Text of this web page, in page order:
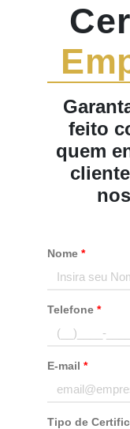
feito
quem
Nome *
Telefone *
E-mail *
Tipo de